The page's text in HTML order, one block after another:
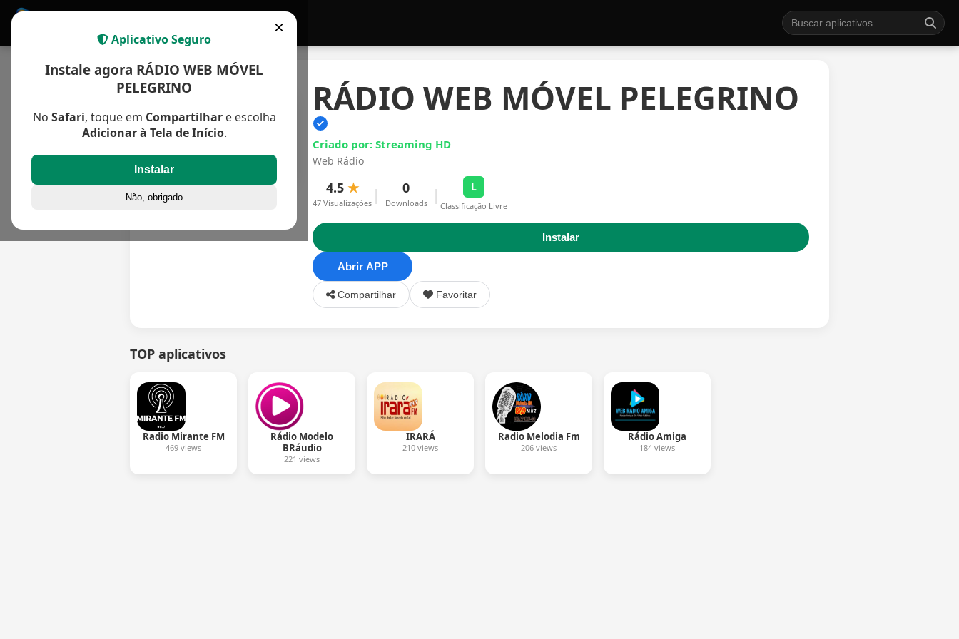
RÁDIO WEB MÓVEL PELEGRINO
Criado por: Streaming HD
Web Rádio
4.5 ★
47 Visualizações | 0
Downloads | L
Classificação Livre
Instalar
Abrir APP
Compartilhar Favoritar
TOP aplicativos
Radio Mirante FM
469 views
Rádio Modelo
BRáudio
221 views
IRARÁ
210 views
Radio Melodia Fm
206 views
Rádio Amiga
184 views
×
Aplicativo Seguro
Instale agora RÁDIO WEB MÓVEL
PELEGRINO
No Safari, toque em Compartilhare escolha
Adicionar à Tela de Início.
Instalar
Não, obrigado